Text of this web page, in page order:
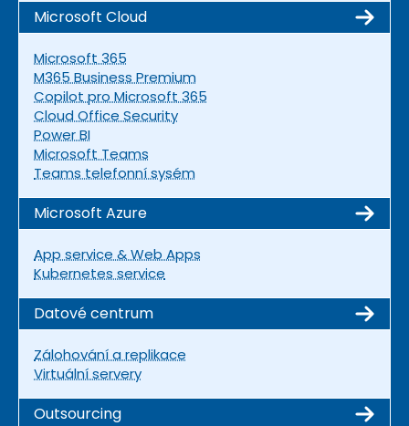
Microsoft Cloud
Microsoft 365
M365 Business Premium
Copilot pro Microsoft 365
Cloud Office Security
Power BI
Microsoft Teams
Teams telefonní sysém
Microsoft Azure
App service & Web Apps
Kubernetes service
Datové centrum
Zálohování a replikace
Virtuální servery
Outsourcing